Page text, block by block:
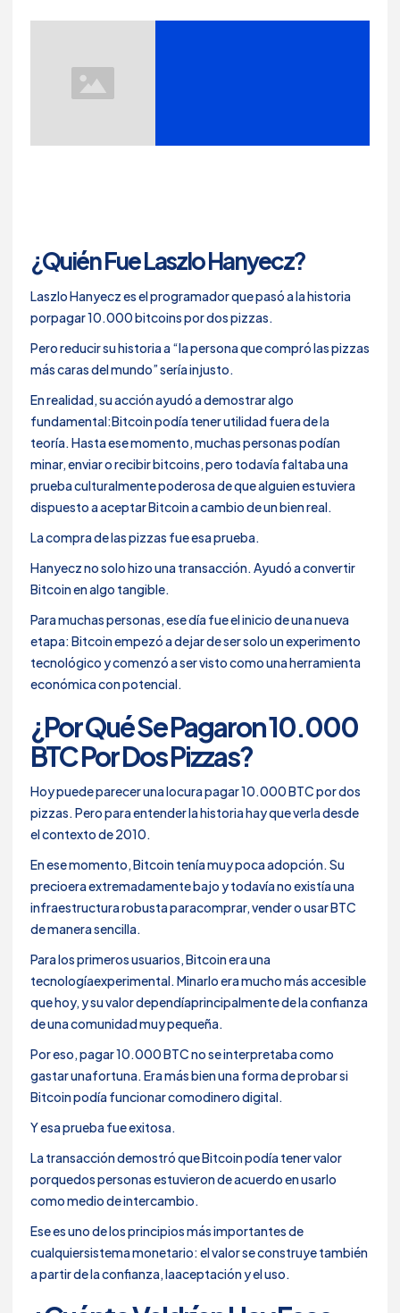
¿Quién Fue Laszlo Hanyecz?
Laszlo Hanyecz es el programador que pasó a la historia
porpagar 10.000 bitcoins por dos pizzas.
Pero reducir su historia a “la persona que compró las pizzas
más caras del mundo” sería injusto.
En realidad, su acción ayudó a demostrar algo
fundamental:Bitcoin podía tener utilidad fuera de la
teoría. Hasta ese momento, muchas personas podían
minar, enviar o recibir bitcoins, pero todavía faltaba una
prueba culturalmente poderosa de que alguien estuviera
dispuesto a aceptar Bitcoin a cambio de un bien real.
La compra de las pizzas fue esa prueba.
Hanyecz no solo hizo una transacción. Ayudó a convertir
Bitcoin en algo tangible.
Para muchas personas, ese día fue el inicio de una nueva
etapa: Bitcoin empezó a dejar de ser solo un experimento
tecnológico y comenzó a ser visto como una herramienta
económica con potencial.
¿Por Qué Se Pagaron 10.000
BTC Por Dos Pizzas?
Hoy puede parecer una locura pagar 10.000 BTC por dos
pizzas. Pero para entender la historia hay que verla desde
el contexto de 2010.
En ese momento, Bitcoin tenía muy poca adopción. Su
precioera extremadamente bajo y todavía no existía una
infraestructura robusta paracomprar, vender o usar BTC
de manera sencilla.
Para los primeros usuarios, Bitcoin era una
tecnologíaexperimental. Minarlo era mucho más accesible
que hoy, y su valor dependíaprincipalmente de la confianza
de una comunidad muy pequeña.
Por eso, pagar 10.000 BTC no se interpretaba como
gastar unafortuna. Era más bien una forma de probar si
Bitcoin podía funcionar comodinero digital.
Y esa prueba fue exitosa.
La transacción demostró que Bitcoin podía tener valor
porquedos personas estuvieron de acuerdo en usarlo
como medio de intercambio.
Ese es uno de los principios más importantes de
cualquiersistema monetario: el valor se construye también
a partir de la confianza, laaceptación y el uso.